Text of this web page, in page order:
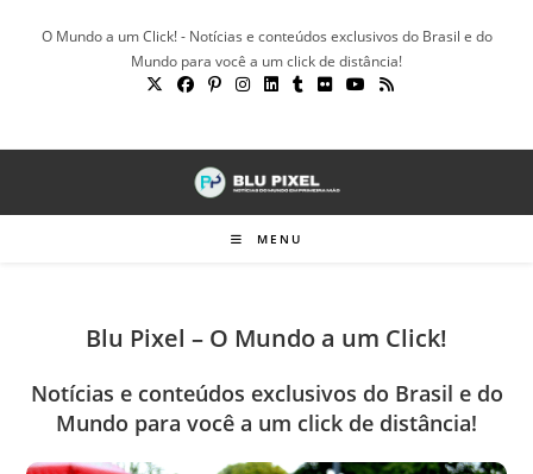
O Mundo a um Click! - Notícias e conteúdos exclusivos do Brasil e do
Mundo para você a um click de distância!
MENU
Blu Pixel – O Mundo a um Click!
Notícias e conteúdos exclusivos do Brasil e do
Mundo para você a um click de distância!